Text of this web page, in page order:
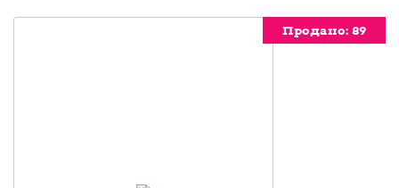
Продано: 89
Продано: 89
Продано: 89
Продано: 89
Продано: 89
Продано: 89
Продано: 89
Продано: 89
Продано: 89
Продано: 89
Продано: 89